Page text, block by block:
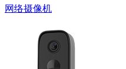
网络摄像机